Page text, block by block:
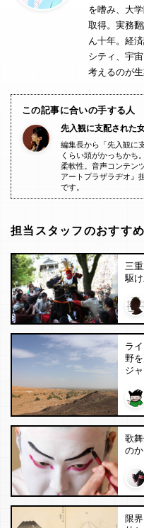
を嗜み、大
取得。実務
ん十年。経
シティ、宇
考えるのが生
この記事に合いの手する人
先入観に支配された
編集長から「先入観に
くらい頭がかっちかち
柔軟性。音声コンテン
アートプラザラヂオ』
です。
担当スタッフのおすすめ
三
駆
ラ
野
ジ
歌
の
限